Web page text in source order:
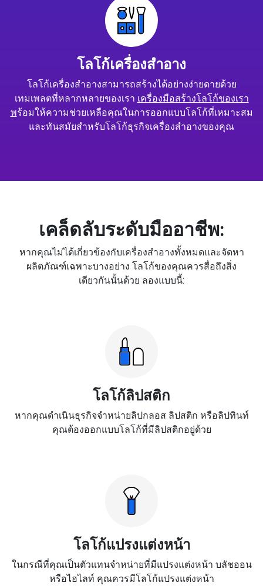
โลโก้เครื่องสำอาง
โลโก้เครื่องสำอางสามารถสร้างได้อย่างง่ายดายด้วย
เทมเพลตที่หลากหลายของเรา เครื่องมือสร้างโลโก้ของเรา
พร้อมให้ความช่วยเหลือคุณในการออกแบบโลโก้ที่เหมาะสม
และทันสมัยสำหรับโลโก้ธุรกิจเครื่องสำอางของคุณ
เคล็ดลับระดับมืออาชีพ:
หากคุณไม่ได้เกี่ยวข้องกับเครื่องสำอางทั้งหมดและจัดหา
ผลิตภัณฑ์เฉพาะบางอย่าง โลโก้ของคุณควรสื่อถึงสิ่ง
เดียวกันนั้นด้วย ลองแบบนี้:
โลโก้ลิปสติก
หากคุณดำเนินธุรกิจจำหน่ายลิปกลอส ลิปสติก หรือลิปทินท์
คุณต้องออกแบบโลโก้ที่มีลิปสติกอยู่ด้วย
โลโก้แปรงแต่งหน้า
ในกรณีที่คุณเป็นตัวแทนจำหน่ายที่มีแปรงแต่งหน้า บลัชออน
หรือไฮไลท์ คุณควรมีโลโก้แปรงแต่งหน้า